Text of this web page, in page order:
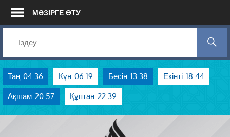
Skip
МӘЗІРГЕ ӨТУ
Таң 04:36 Күн 06:19 Бесін 13:38 Екінті 18:44
Ақшам 20:57 Құптан 22:39